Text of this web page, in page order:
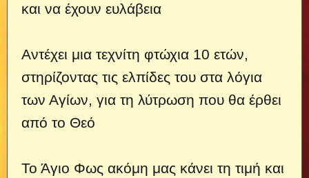
και να έχουν ευλάβεια
Αντέχει μια τεχνίτη φτώχια 10 ετών,
στηρίζοντας τις ελπίδες του στα λόγια
των Αγίων, για τη λύτρωση που θα έρθει
από το Θεό
Το Άγιο Φως ακόμη μας κάνει τη τιμή και